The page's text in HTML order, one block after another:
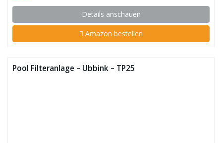
Details anschauen
Amazon bestellen
Pool Filteranlage – Ubbink – TP25